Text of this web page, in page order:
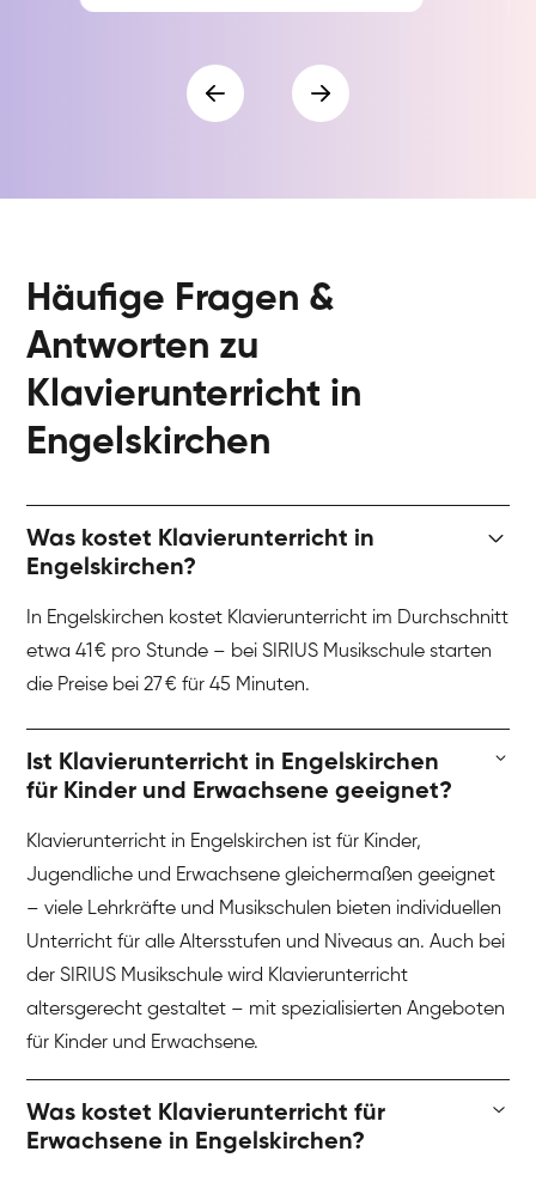
Häufige Fragen &
Antworten zu
Klavierunterricht in
Engelskirchen
Was kostet Klavierunterricht in
Engelskirchen?
In Engelskirchen kostet Klavierunterricht im Durchschnitt
etwa 41 € pro Stunde – bei SIRIUS Musikschule starten
die Preise bei 27 € für 45 Minuten.
Ist Klavierunterricht in Engelskirchen
für Kinder und Erwachsene geeignet?
Klavierunterricht in Engelskirchen ist für Kinder,
Jugendliche und Erwachsene gleichermaßen geeignet
– viele Lehrkräfte und Musikschulen bieten individuellen
Unterricht für alle Altersstufen und Niveaus an. Auch bei
der SIRIUS Musikschule wird Klavierunterricht
altersgerecht gestaltet – mit spezialisierten Angeboten
für Kinder und Erwachsene.
Was kostet Klavierunterricht für
Erwachsene in Engelskirchen?